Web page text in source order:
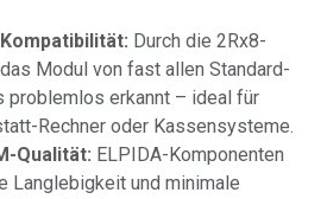
Durch die 2Rx8-
Modul von fast allen Standard-
problemlos erkannt – ideal für
Rechner oder Kassensysteme.
Qualität: ELPIDA-Komponenten
Langlebigkeit und minimale